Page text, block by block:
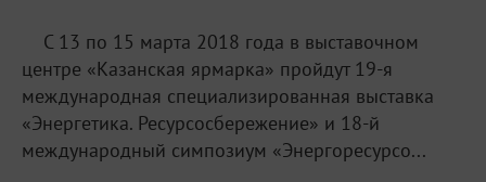
С 13 по 15 марта 2018 года в выставочном
центре «Казанская ярмарка» пройдут 19-я
международная специализированная выставка
«Энергетика. Ресурсосбережение» и 18-й
международный симпозиум «Энергоресурсо...